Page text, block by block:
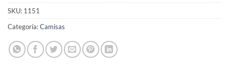
total
is
SKU: 1151
Categoría:Camisas